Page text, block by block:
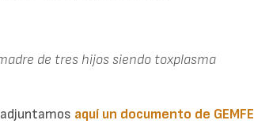
de tres hijos siendo toxplasma
aquí un documento de GEMFE